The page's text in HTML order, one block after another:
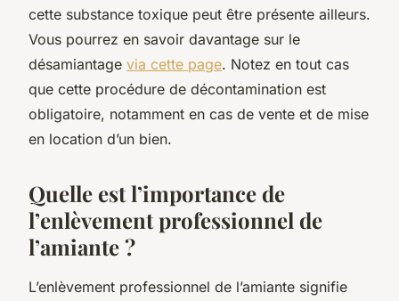
cette substance toxique peut être présente ailleurs.
Vous pourrez en savoir davantage sur le
désamiantage via cette page. Notez en tout cas
que cette procédure de décontamination est
obligatoire, notamment en cas de vente et de mise
en location d’un bien.
Quelle est l’importance de
l’enlèvement professionnel de
l’amiante ?
L’enlèvement professionnel de l’amiante signifie